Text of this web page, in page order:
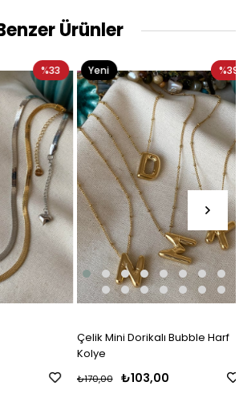
Ürünler
%33
Çelik Mini Dorikalı Bubble Harf
Kolye
₺103,00
₺170,00
%39
Yeni
Ürün